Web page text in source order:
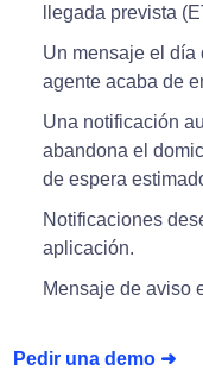
llegada prevista
Un mensaje el día
agente acaba de
Una notificación
abandona el
de espera
Notificaciones
aplicación.
Mensaje de aviso
Pedir una demo ➜